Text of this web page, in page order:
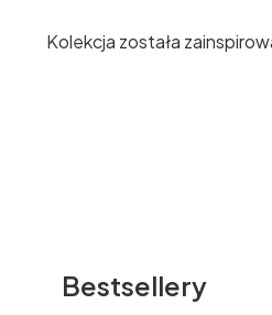
Kolekcja została
Bestsellery